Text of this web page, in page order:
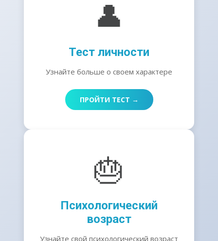
👤
Тест личности
Узнайте больше о своем характере
ПРОЙТИ ТЕСТ →
🎂
Психологический
возраст
Узнайте свой психологический возраст